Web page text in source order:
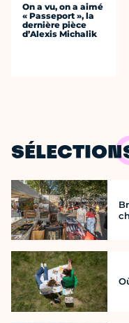
On a vu, on a aimé
« Passeport », la
dernière pièce
d’Alexis Michalik